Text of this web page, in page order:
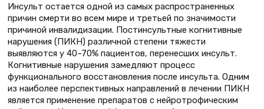
Инсульт остается одной из самых распространенных
причин смерти во всем мире и третьей по значимости
причиной инвалидизации. Постинсультные когнитивные
нарушения (ПИКН) различной степени тяжести
выявляются у 40–70% пациентов, перенесших инсульт.
Когнитивные нарушения замедляют процесс
функционального восстановления после инсульта. Одним
из наиболее перспективных направлений в лечении ПИКН
является применение препаратов с нейротрофическим